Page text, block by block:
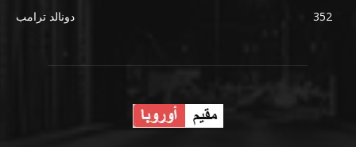
دونالد ترامب
352